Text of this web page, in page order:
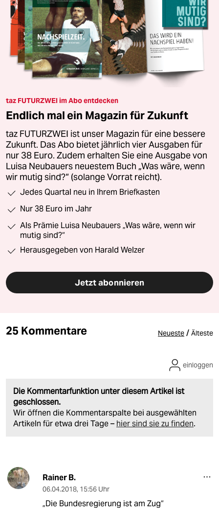
taz FUTURZWEI im Abo entdecken
Endlich mal ein Magazin für Zukunft
taz FUTURZWEI ist unser Magazin für eine bessere
Zukunft. Das Abo bietet jährlich vier Ausgaben für
nur 38 Euro. Zudem erhalten Sie eine Ausgabe von
Luisa Neubauers neuestem Buch „Was wäre, wenn
wir mutig sind?“ (solange Vorrat reicht).
Jedes Quartal neu in Ihrem Briefkasten
Nur 38 Euro im Jahr
Als Prämie Luisa Neubauers „Was wäre, wenn wir
mutig sind?“
Herausgegeben von Harald Welzer
Jetzt abonnieren
25 Kommentare Neueste / Älteste
Die Kommentarfunktion unter diesem Artikel ist
geschlossen.
Wir öffnen die Kommentarspalte bei ausgewählten
Artikeln für etwa drei Tage – hier sind sie zu finden.
einloggen
Rainer B.
06.04.2018, 15:56 Uhr
„Die Bundesregierung ist am Zug“